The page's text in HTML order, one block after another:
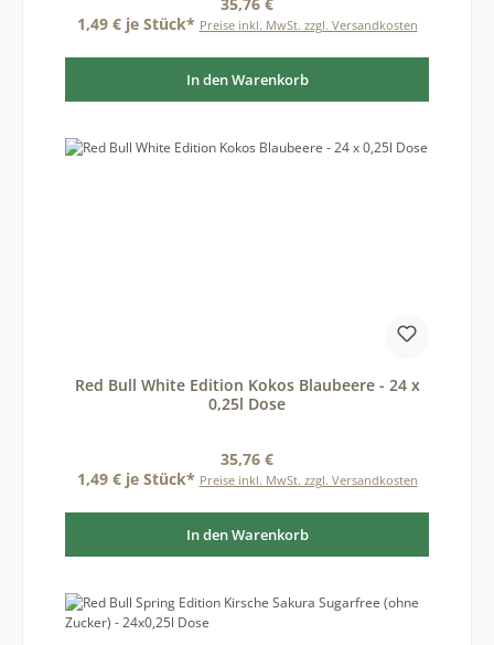
1,49 € je Stück* Preise inkl. MwSt. zzgl. Versandkosten
In den Warenkorb
Red Bull White Edition Kokos Blaubeere - 24 x
0,25l Dose
Regulärer Preis:
35,76 €
1,49 € je Stück* Preise inkl. MwSt. zzgl. Versandkosten
In den Warenkorb